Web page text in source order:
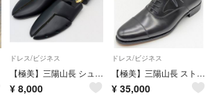
ドレス/ビジネス
【極美】三陽山長 シューツリー シューキーパー サイズ5【送料無料】
¥ 8,000
ドレス/ビジネス
【極美】三陽山長 ストレートチップ サイズ6.5【送料無料】
¥ 35,000